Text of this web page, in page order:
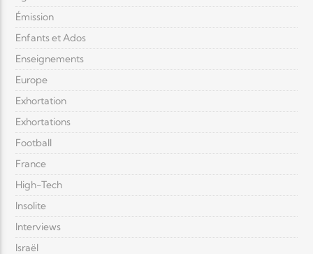
Émission
Enfants et Ados
Enseignements
Europe
Exhortation
Exhortations
Football
France
High-Tech
Insolite
Interviews
Israël